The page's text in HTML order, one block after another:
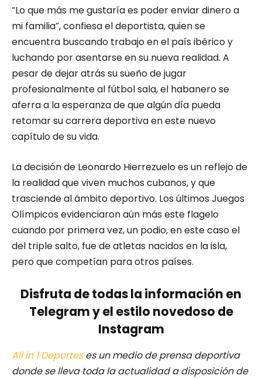
“Lo que más me gustaría es poder enviar dinero a
mi familia”, confiesa el deportista, quien se
encuentra buscando trabajo en el país ibérico y
luchando por asentarse en su nueva realidad. A
pesar de dejar atrás su sueño de jugar
profesionalmente al fútbol sala, el habanero se
aferra a la esperanza de que algún día pueda
retomar su carrera deportiva en este nuevo
capítulo de su vida.
La decisión de Leonardo Hierrezuelo es un reflejo de
la realidad que viven muchos cubanos, y que
trasciende al ámbito deportivo. Los últimos Juegos
Olímpicos evidenciaron aún más este flagelo
cuando por primera vez, un podio, en este caso el
del triple salto, fue de atletas nacidos en la isla,
pero que competían para otros países.
Disfruta de todas la información en
Telegram y el estilo novedoso de
Instagram
All in 1 Deporteses un medio de prensa deportiva
donde se lleva toda la actualidad a disposición de